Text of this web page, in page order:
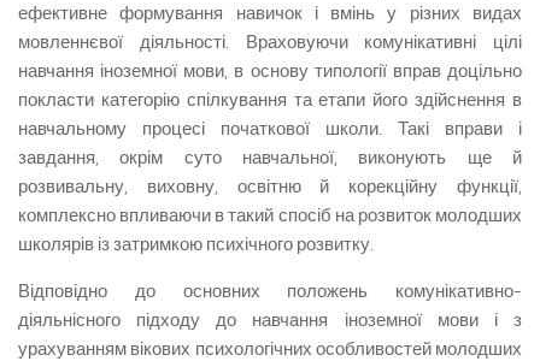
ефективне формування навичок і вмінь у різних видах
мовленнєвої діяльності. Враховуючи комунікативні цілі
навчання іноземної мови, в основу типології вправ доцільно
покласти категорію спілкування та етапи його здійснення в
навчальному процесі початкової школи. Такі вправи і
завдання, окрім суто навчальної, виконують ще й
розвивальну, виховну, освітню й корекційну функції,
комплексно впливаючи в такий спосіб на розвиток молодших
школярів із затримкою психічного розвитку.
Відповідно до основних положень комунікативно-
діяльнісного підходу до навчання іноземної мови і з
урахуванням вікових психологічних особливостей молодших